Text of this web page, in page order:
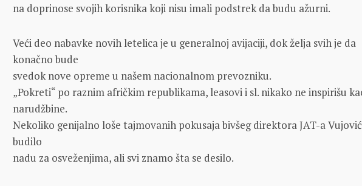
na doprinose svojih korisnika koji nisu imali podstrek da budu ažurni.
Veći deo nabavke novih letelica je u generalnoj avijaciji, dok želja svih je da
konačno bude
svedok nove opreme u našem nacionalnom prevozniku.
„Pokreti“ po raznim afričkim republikama, leasovi i sl. nikako ne inspirišu
narudžbine.
Nekoliko genijalno loše tajmovanih pokusaja bivšeg direktora JAT-a
budilo
nadu za osveženjima, ali svi znamo šta se desilo.